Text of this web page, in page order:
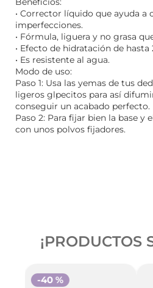
• Corrector líquido que ayuda a
imperfecciones.
• Fórmula, liguera y no grasa
• Efecto de hidratación de hasta
• Es resistente al agua.
Modo de uso:
Paso 1: Usa las yemas de tus
ligeros glpecitos para así
conseguir un acabado perfecto.
Paso 2: Para fijar bien la base y
con unos polvos fijadores.
¡PRODUCTOS
-40 %